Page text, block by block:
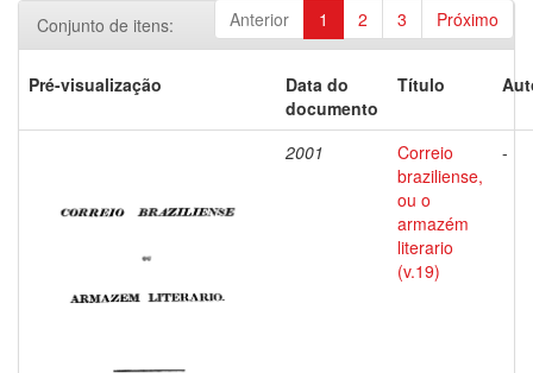
Anterior 1 2 3 Próximo
Conjunto de itens:
Pré-visualização
Data do
documento
Título
2001
Correio
braziliense,
ou o
armazém
literario
(v.19)
-